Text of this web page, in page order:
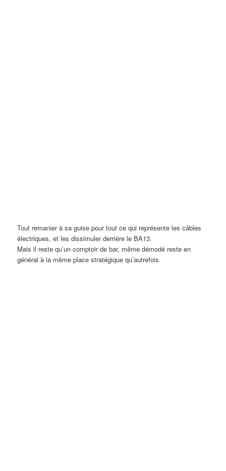
Tout remanier à sa guise pour tout ce qui représente les câbles
électriques, et les dissimuler derrière le BA13.
Mais il reste qu’un comptoir de bar, même démodé reste en
général à la même place stratégique qu’autrefois.